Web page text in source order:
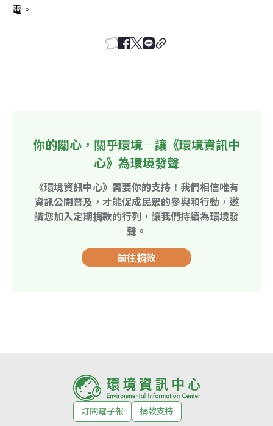
電。
你的關心，關乎環境—讓《環境資訊中
心》為環境發聲
《環境資訊中心》需要你的支持！我們相信唯有
資訊公開普及，才能促成民眾的參與和行動，邀
請您加入定期捐款的行列，讓我們持續為環境發
聲。
前往捐款
訂閱電子報
捐款支持